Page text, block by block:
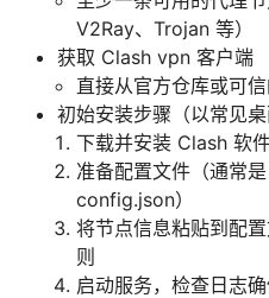
V2Ray、Trojan 等）
获取 Clash vpn 客户端
直接从官方仓库或可
初始安装步骤（以常见桌
下载并安装 Clash 软
准备配置文件（通常
config.json）
将节点信息粘贴到配
则
启动服务，检查日志